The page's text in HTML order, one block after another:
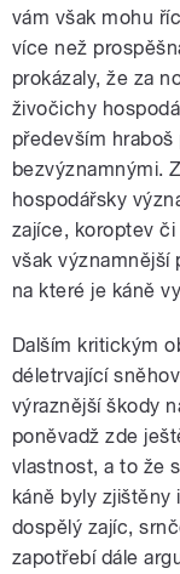
vám však mohu
více než
prokázaly, že za
živočichy
především
bezvýznamnými.
hospodářsky
zajíce, koroptev
však významnější
na které je káně
Dalším kritickým
déletrvající
výraznější škody
poněvadž zde
vlastnost, a to že
káně byly zjištěny
dospělý zajíc,
zapotřebí dále